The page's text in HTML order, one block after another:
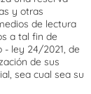
y otras
de lectura
a tal fin de
- ley 24/2021, de
de sus
sea cual sea su